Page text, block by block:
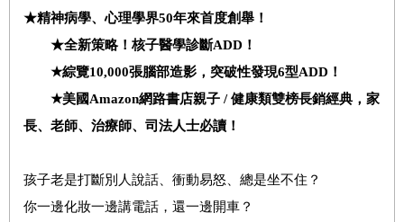
★精神病學、心理學界50年來首度創舉！
★全新策略！核子醫學診斷ADD ！
★綜覽10,000張腦部造影，突破性發現6型ADD ！
★美國Amazon網路書店親子 /健康類雙榜長銷經典，家
長、老師、治療師、司法人士必讀！
孩子老是打斷別人說話、衝動易怒、總是坐不住？
你一邊化妝一邊講電話，還一邊開車？